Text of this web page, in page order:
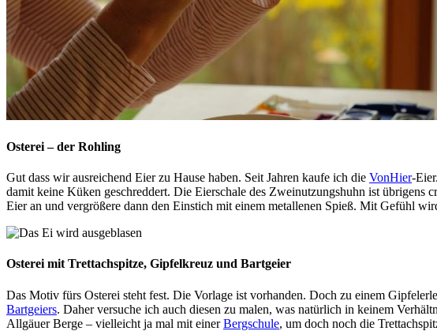
Osterei – der Rohling
Gut dass wir ausreichend Eier zu Hause haben. Seit Jahren kaufe ich die VonHier-
damit keine Küken geschreddert. Die Eierschale des Zweinutzungshuhn ist übrigens
Eier an und vergrößere dann den Einstich mit einem metallenen Spieß. Mit Gefühl
Osterei mit Trettachspitze, Gipfelkreuz und Bartgeier
Das Motiv fürs Osterei steht fest. Die Vorlage ist vorhanden. Doch zu einem
Bartgeiers. Daher versuche ich auch diesen zu malen, was natürlich in keinem
Allgäuer Berge – vielleicht ja mal mit einerBergschule, um doch noch die